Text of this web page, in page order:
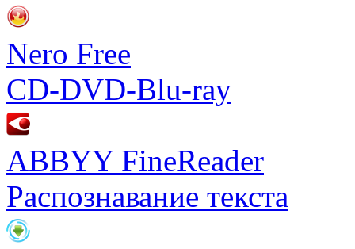
Nero Free
CD-DVD-Blu-ray
ABBYY FineReader
Распознавание текста